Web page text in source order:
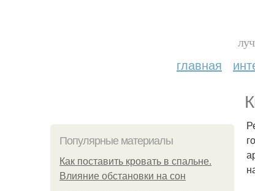
главная
Популярные материалы
Как поставить кровать в спальне.
Влияние обстановки на сон